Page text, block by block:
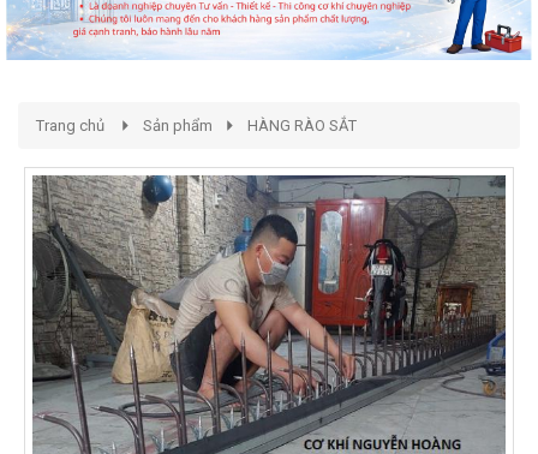
Trang chủ Sản phẩm HÀNG RÀO SẮT